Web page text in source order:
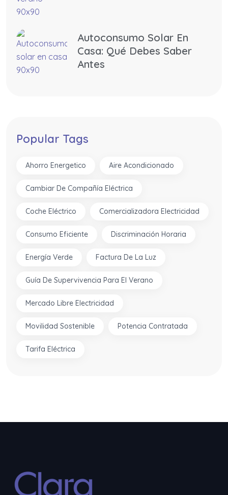
Autoconsumo Solar En
Casa: Qué Debes Saber
Antes
Popular Tags
Ahorro Energetico Aire Acondicionado
Cambiar De Compañía Eléctrica
Coche Eléctrico Comercializadora Electricidad
Consumo Eficiente Discriminación Horaria
Energía Verde Factura De La Luz
Guía De Supervivencia Para El Verano
Mercado Libre Electricidad
Movilidad Sostenible Potencia Contratada
Tarifa Eléctrica